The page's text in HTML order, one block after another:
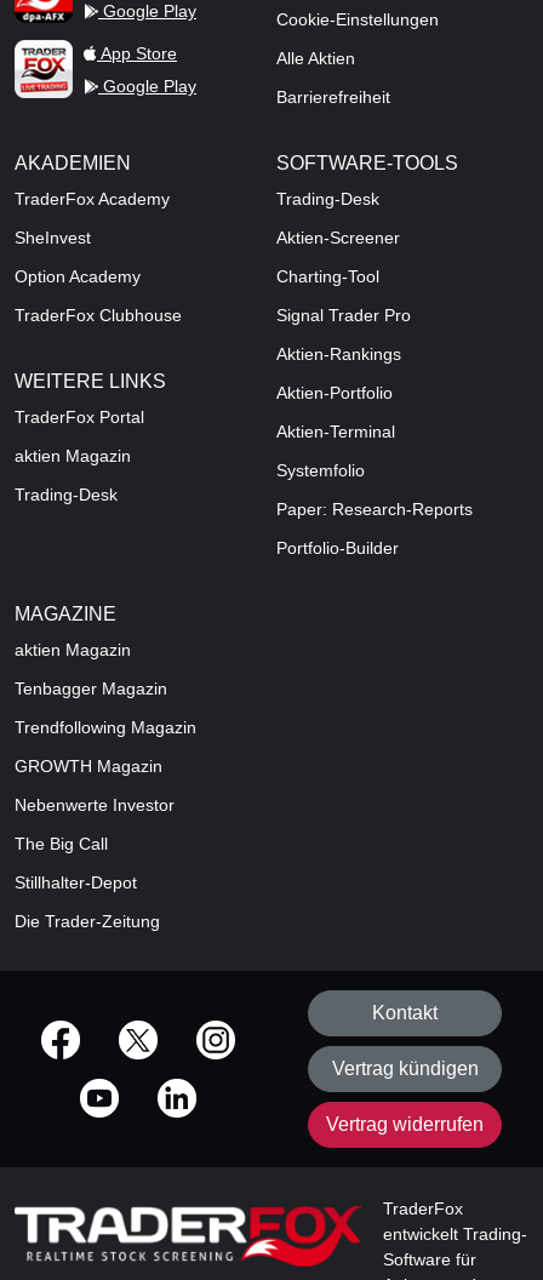
Google Play
TraderFox Live Trading
App Store
Google Play
Cookie-Einstellungen
Alle Aktien
Barrierefreiheit
AKADEMIEN
TraderFox Academy
SheInvest
Option Academy
TraderFox Clubhouse
WEITERE LINKS
TraderFox Portal
aktien Magazin
Trading-Desk
SOFTWARE-TOOLS
Trading-Desk
Aktien-Screener
Charting-Tool
Signal Trader Pro
Aktien-Rankings
Aktien-Portfolio
Aktien-Terminal
Systemfolio
Paper: Research-Reports
Portfolio-Builder
MAGAZINE
aktien Magazin
Tenbagger Magazin
Trendfollowing Magazin
GROWTH Magazin
Nebenwerte Investor
The Big Call
Stillhalter-Depot
Die Trader-Zeitung
offizielle Social Media-Accounts
Kontakt
Vertrag kündigen
Vertrag widerrufen
TraderFox
entwickelt Trading-
Software für